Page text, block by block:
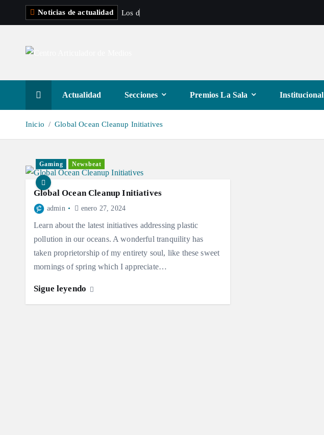
Noticias de actualidad Los d
Actualidad Secciones Premios La Sala Institucional
Inicio Global Ocean Cleanup Initiatives
Gaming Newsbeat
Global Ocean Cleanup Initiatives
admin enero 27, 2024
Learn about the latest initiatives addressing plastic
pollution in our oceans. A wonderful tranquility has
taken proprietorship of my entirety soul, like these sweet
mornings of spring which I appreciate…
Sigue leyendo